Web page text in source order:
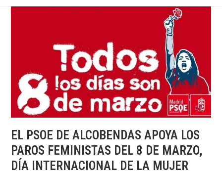
EL PSOE DE ALCOBENDAS APOYA LOS
PAROS FEMINISTAS DEL 8 DE MARZO,
DÍA INTERNACIONAL DE LA MUJER